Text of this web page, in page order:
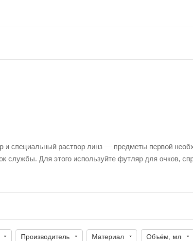
специальный раствор линз — предметы первой
Для этого используйте футляр для очков,
Производитель Материал Объём, мл